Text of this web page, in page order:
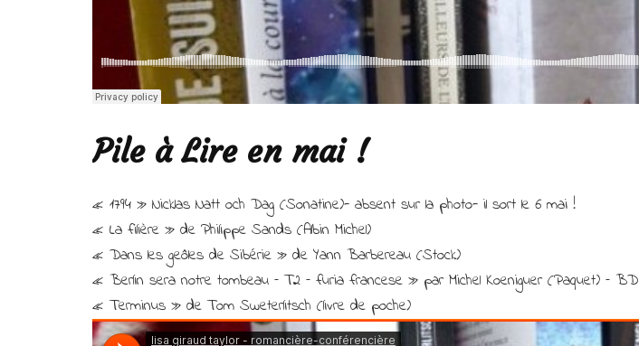
Pile à Lire en mai !
« 1794 » Nicklas Natt och Dag (Sonatine)- absent sur la photo- il sort le 6 mai !
« La filière » de Philippe Sands (Albin Michel)
« Dans les geôles de Sibérie » de Yann Barbereau (Stock)
« Berlin sera notre tombeau – T2 – furia francese » par Michel Koeniguer (Paquet) – BD
« Terminus » de Tom Sweterlitsch (livre de poche)